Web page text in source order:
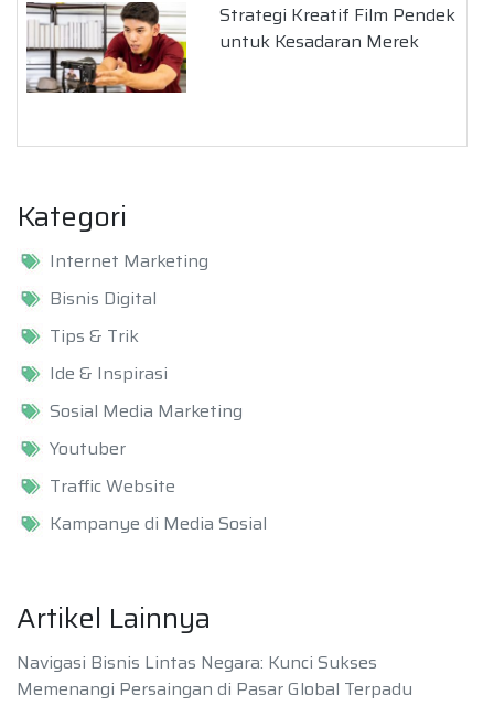
Strategi Kreatif Film Pendek
untuk Kesadaran Merek
Kategori
Internet Marketing
Bisnis Digital
Tips & Trik
Ide & Inspirasi
Sosial Media Marketing
Youtuber
Traffic Website
Kampanye di Media Sosial
Artikel Lainnya
Navigasi Bisnis Lintas Negara: Kunci Sukses
Memenangi Persaingan di Pasar Global Terpadu